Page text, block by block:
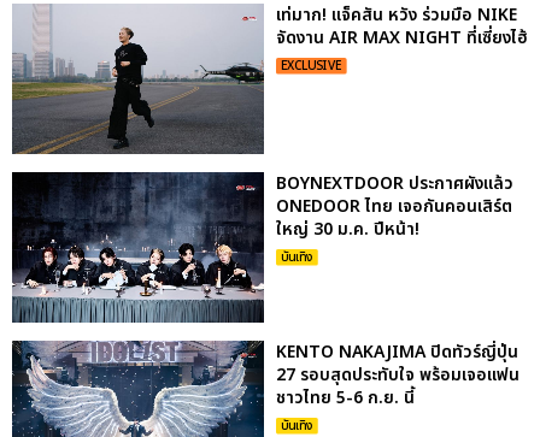
เท่มาก! แจ็คสัน หวัง ร่วมมือ NIKE
จัดงาน AIR MAX NIGHT ที่เซี่ยงไฮ้
EXCLUSIVE
BOYNEXTDOOR ประกาศผังแล้ว
ONEDOOR ไทย เจอกันคอนเสิร์ต
ใหญ่ 30 ม.ค. ปีหน้า!
บันเทิง
KENTO NAKAJIMA ปิดทัวร์ญี่ปุ่น
27 รอบสุดประทับใจ พร้อมเจอแฟน
ชาวไทย 5-6 ก.ย. นี้
บันเทิง